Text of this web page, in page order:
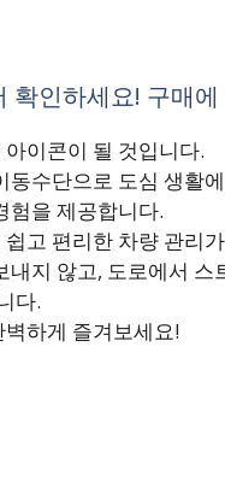
확인하세요! 구매
이콘이 될 것입니다.
수단으로 도심 생활
험을 제공합니다.
고 편리한 차량 관리
지 않고, 도로에서
다.
하게 즐겨보세요!